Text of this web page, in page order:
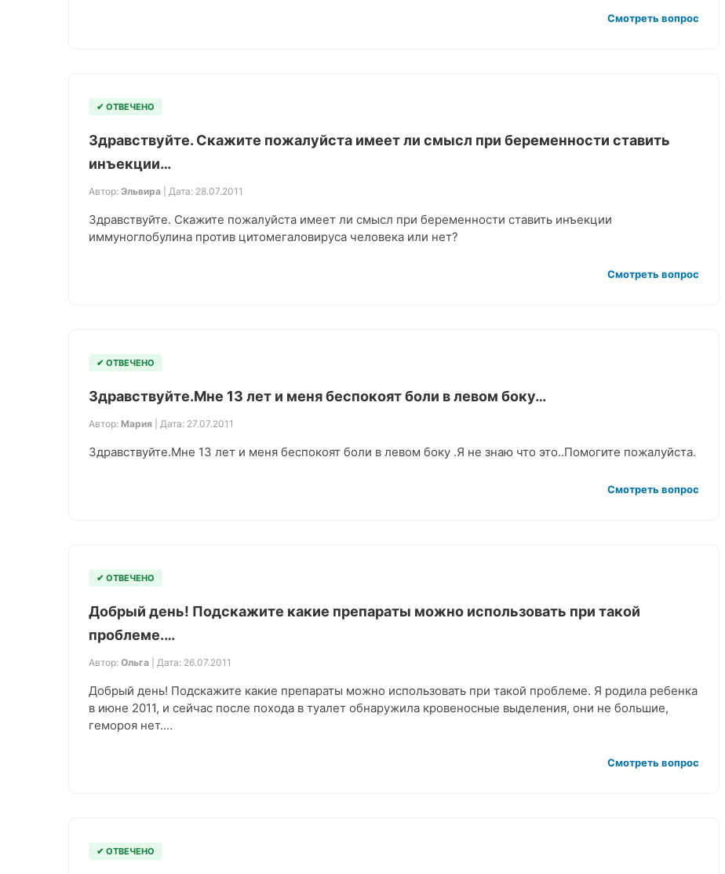
Смотреть вопрос
✔ ОТВЕЧЕНО
Здравствуйте. Скажите пожалуйста имеет ли смысл при беременности ставить
инъекции…
Автор: Эльвира | Дата: 28.07.2011
Здравствуйте. Скажите пожалуйста имеет ли смысл при беременности ставить инъекции
иммуноглобулина против цитомегаловируса человека или нет?
Смотреть вопрос
✔ ОТВЕЧЕНО
Здравствуйте.Мне 13 лет и меня беспокоят боли в левом боку…
Автор: Мария | Дата: 27.07.2011
Здравствуйте.Мне 13 лет и меня беспокоят боли в левом боку .Я не знаю что это..Помогите пожалуйста.
Смотреть вопрос
✔ ОТВЕЧЕНО
Добрый день! Подскажите какие препараты можно использовать при такой
проблеме.…
Автор: Ольга | Дата: 26.07.2011
Добрый день! Подскажите какие препараты можно использовать при такой проблеме. Я родила ребенка
в июне 2011, и сейчас после похода в туалет обнаружила кровеносные выделения, они не большие,
гемороя нет.…
Смотреть вопрос
✔ ОТВЕЧЕНО